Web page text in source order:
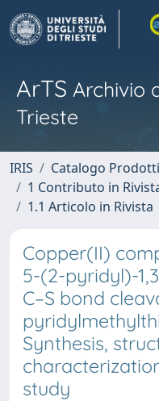
ArTS Archivio
Trieste
IRIS
Catalogo
1 Contributo in
1.1 Articolo in Rivista
Copper(II)
5-(2-pyridyl)-
C–S bond
Synthesis,
study